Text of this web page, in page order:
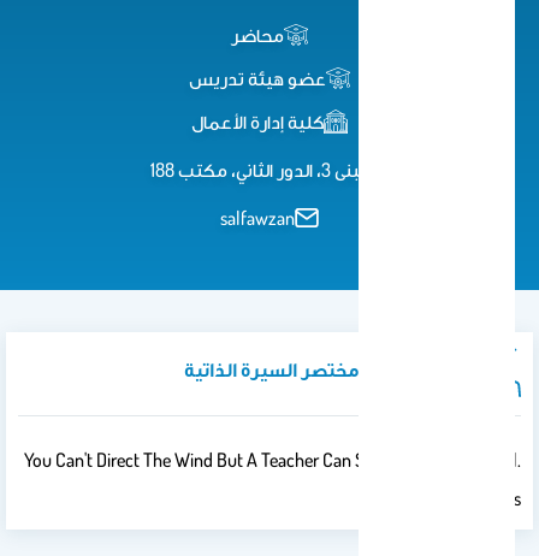
محاضر
عضو هيئة تدريس
كلية إدارة الأعمال
مبنى 3، الدور الثاني، مكتب 188
salfawzan
نبذة تعريفية / مختصر السيرة الذاتية
You Can't Direct The Wind But A Teacher Can Show You How To Sail.
-Anonymous